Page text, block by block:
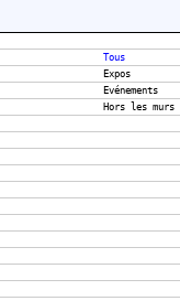
Tous
Expos
Evénements
Hors les murs